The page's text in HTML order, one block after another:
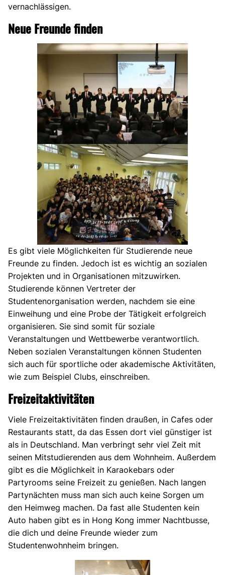
vernachlässigen.
Neue Freunde finden
Es gibt viele Möglichkeiten für Studierende neue
Freunde zu finden. Jedoch ist es wichtig an sozialen
Projekten und in Organisationen mitzuwirken.
Studierende können Vertreter der
Studentenorganisation werden, nachdem sie eine
Einweihung und eine Probe der Tätigkeit erfolgreich
organisieren. Sie sind somit für soziale
Veranstaltungen und Wettbewerbe verantwortlich.
Neben sozialen Veranstaltungen können Studenten
sich auch für sportliche oder akademische Aktivitäten,
wie zum Beispiel Clubs, einschreiben.
Freizeitaktivitäten
Viele Freizeitaktivitäten finden draußen, in Cafes oder
Restaurants statt, da das Essen dort viel günstiger ist
als in Deutschland. Man verbringt sehr viel Zeit mit
seinen Mitstudierenden aus dem Wohnheim. Außerdem
gibt es die Möglichkeit in Karaokebars oder
Partyrooms seine Freizeit zu genießen. Nach langen
Partynächten muss man sich auch keine Sorgen um
den Heimweg machen. Da fast alle Studenten kein
Auto haben gibt es in Hong Kong immer Nachtbusse,
die dich und deine Freunde wieder zum
Studentenwohnheim bringen.